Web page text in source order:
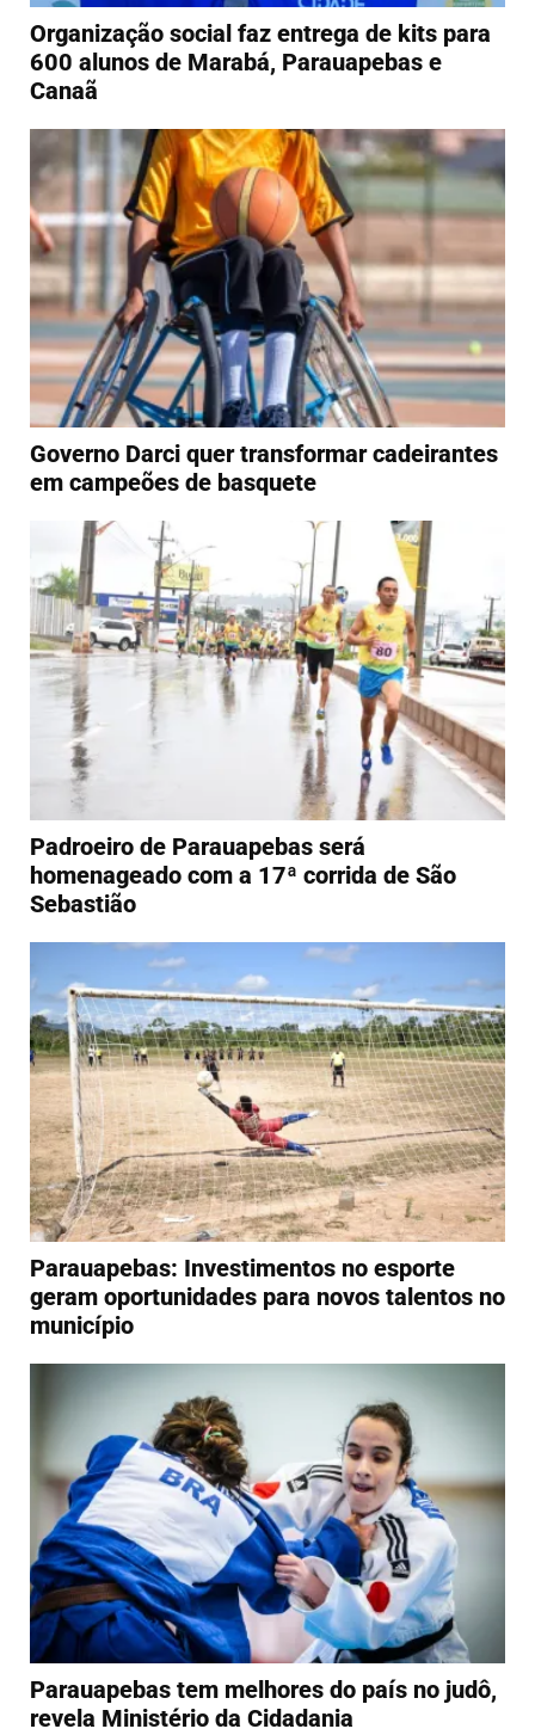
Organização social faz entrega de kits para
600 alunos de Marabá, Parauapebas e
Canaã
Governo Darci quer transformar cadeirantes
em campeões de basquete
Padroeiro de Parauapebas será
homenageado com a 17ª corrida de São
Sebastião
Parauapebas: Investimentos no esporte
geram oportunidades para novos talentos no
município
Parauapebas tem melhores do país no judô,
revela Ministério da Cidadania